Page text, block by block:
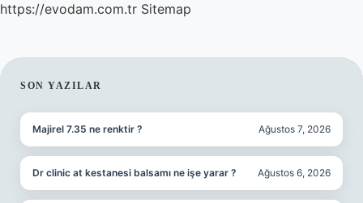
https://evodam.com.tr Sitemap
SIDEBAR
SON YAZILAR
Majirel 7.35 ne renktir ? Ağustos 7, 2026
Dr clinic at kestanesi balsamı ne işe yarar ? Ağustos 6, 2026